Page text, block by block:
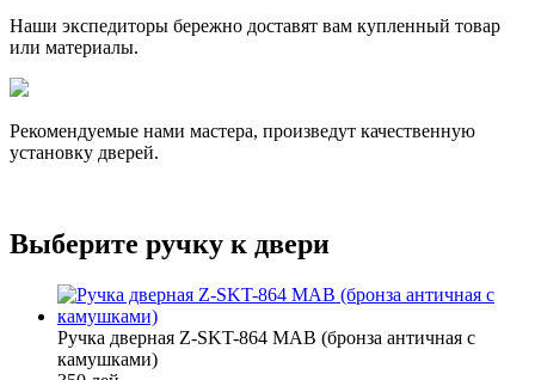
Наши экспедиторы бережно доставят вам купленный товар
или материалы.
Рекомендуемые нами мастера, произведут качественную
установку дверей.
Выберите ручку к двери
Ручка дверная Z-SKT-864 MAB (бронза античная с
камушками)